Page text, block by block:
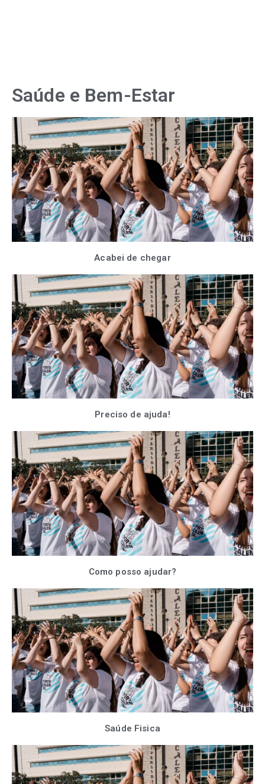
Saúde e Bem-Estar
Acabei de chegar
Preciso de ajuda!
Como posso ajudar?
Saúde Fisica